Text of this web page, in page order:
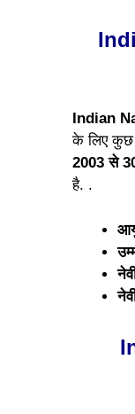
Indian
के लिए कुछ
2003 से
है. .